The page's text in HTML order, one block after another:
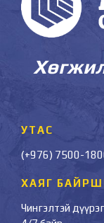
УТАС
(+976) 7500-
ХАЯГ
Чингэлтэй